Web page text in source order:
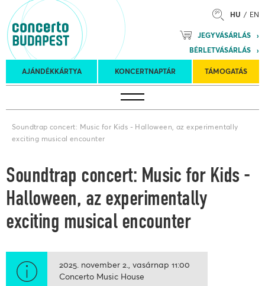
HU EN
JEGYVÁSÁRLÁS
BÉRLETVÁSÁRLÁS
AJÁNDÉKKÁRTYA KONCERTNAPTÁR TÁMOGATÁS
Koncertnaptár
turnék
Kulturális
Program
Felkéréses
koncertek
Soundtrap concert: Music for Kids - Halloween, az experimentally
exciting musical encounter
Soundtrap concert: Music for Kids -
Halloween, az experimentally
exciting musical encounter
2025. november 2. vasárnap 11:00
Concerto Music House